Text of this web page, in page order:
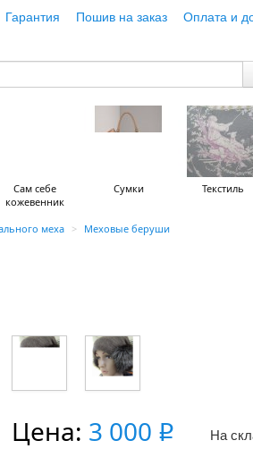
Гарантия Пошив на заказ Оплата и
Сам себе
кожевенник
Сумки Текстиль
меха > Меховые беруши
Цена: 3 000 q На